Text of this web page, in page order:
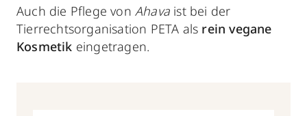
Auch die Pflege von Ahava ist bei der
Tierrechtsorganisation PETA als rein vegane
Kosmetik eingetragen.